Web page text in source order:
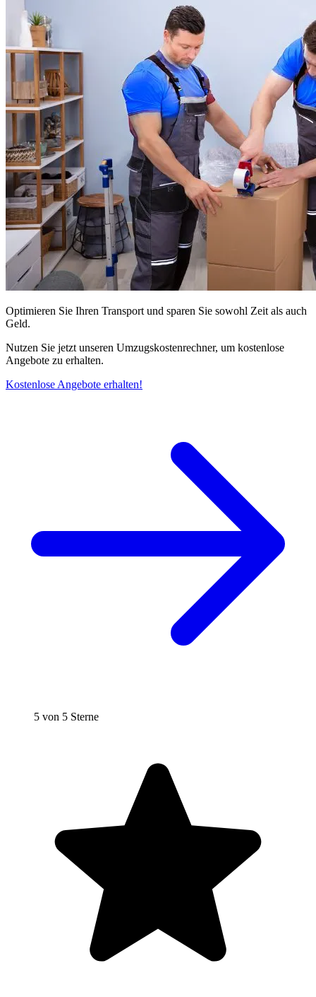
Optimieren Sie Ihren Transport und sparen Sie sowohl Zeit als auch
Geld.
Nutzen Sie jetzt unseren Umzugskostenrechner, um kostenlose
Angebote zu erhalten.
Kostenlose Angebote erhalten!
5 von 5 Sterne